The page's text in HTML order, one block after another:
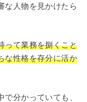
な人物を見かけたら
って業務を捌くこと
な性格を存分に活か
で分かっていても、